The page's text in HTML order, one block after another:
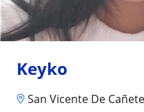
Keyko
San Vicente De